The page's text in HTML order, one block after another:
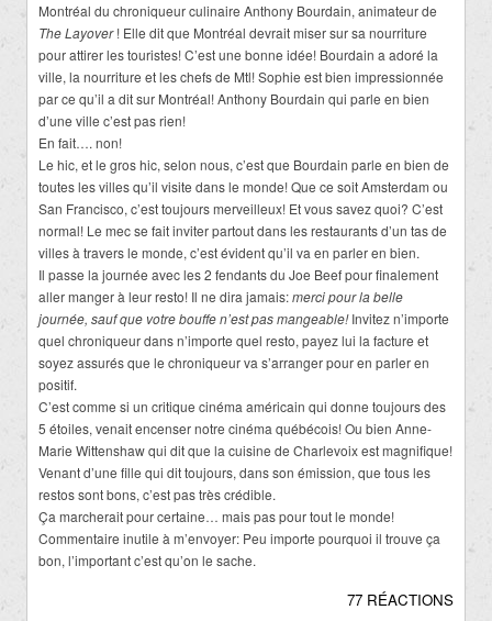
Montréal du chroniqueur culinaire Anthony Bourdain, animateur de
The Layover! Elle dit que Montréal devrait miser sur sa nourriture
pour attirer les touristes! C’est une bonne idée! Bourdain a adoré la
ville, la nourriture et les chefs de Mtl! Sophie est bien impressionnée
par ce qu’il a dit sur Montréal! Anthony Bourdain qui parle en bien
d’une ville c’est pas rien!
En fait…. non!
Le hic, et le gros hic, selon nous, c’est que Bourdain parle en bien de
toutes les villes qu’il visite dans le monde! Que ce soit Amsterdam ou
San Francisco, c’est toujours merveilleux! Et vous savez quoi? C’est
normal! Le mec se fait inviter partout dans les restaurants d’un tas de
villes à travers le monde, c’est évident qu’il va en parler en bien.
Il passe la journée avec les 2 fendants du Joe Beef pour finalement
aller manger à leur resto! Il ne dira jamais:merci pour la belle
journée, sauf que votre bouffe n’est pas mangeable!Invitez n’importe
quel chroniqueur dans n’importe quel resto, payez lui la facture et
soyez assurés que le chroniqueur va s’arranger pour en parler en
positif.
C’est comme si un critique cinéma américain qui donne toujours des
5 étoiles, venait encenser notre cinéma québécois! Ou bien Anne-
Marie Wittenshaw qui dit que la cuisine de Charlevoix est magnifique!
Venant d’une fille qui dit toujours, dans son émission, que tous les
restos sont bons, c’est pas très crédible.
Ça marcherait pour certaine… mais pas pour tout le monde!
Commentaire inutile à m’envoyer: Peu importe pourquoi il trouve ça
bon, l’important c’est qu’on le sache.
77 RÉACTIONS